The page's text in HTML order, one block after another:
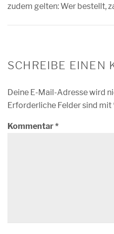
zudem gelten: Wer bestellt,
SCHREIBE EINEN
Deine E-Mail-Adresse wird
Erforderliche Felder sind mit
Kommentar*